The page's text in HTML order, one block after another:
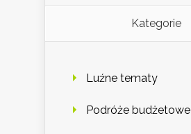
Kategorie
Luźne tematy
Podróże budżetowe